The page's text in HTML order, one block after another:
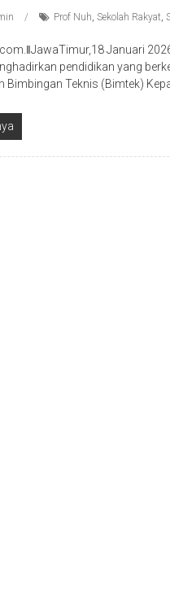
Prof Nuh, Sekolah Rakyat,
Januari
pendidikan yang
Bimbingan Teknis (Bimtek)